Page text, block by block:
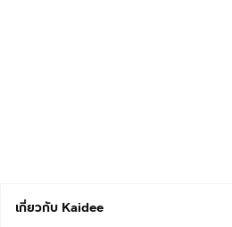
เกี่ยวกับ Kaidee